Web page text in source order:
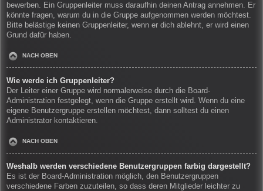
bewerben. Ein Gruppenleiter muss daraufhin deinen Antrag annehmen. Er
könnte fragen, warum du in die Gruppe aufgenommen werden möchtest.
Bitte belästige keinen Gruppenleiter, wenn er dich ablehnt, er wird einen
Grund dafür haben.
NACH OBEN
Wie werde ich Gruppenleiter?
Der Leiter einer Gruppe wird normalerweise durch die Board-
Administration festgelegt, wenn die Gruppe erstellt wird. Wenn du eine
eigene Benutzergruppe erstellen möchtest, dann solltest du einen
Administrator kontaktieren.
NACH OBEN
Weshalb werden verschiedene Benutzergruppen farbig dargestellt?
Es ist der Board-Administration möglich, den Benutzergruppen
verschiedene Farben zuzuteilen, so dass deren Mitglieder leichter zu